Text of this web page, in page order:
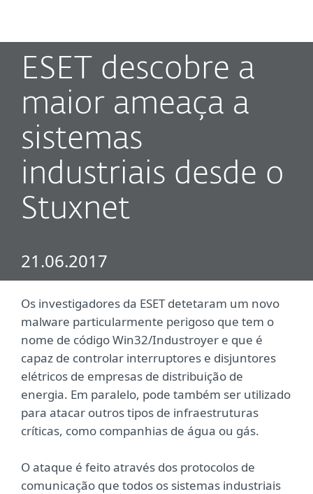
ESET descobre a
maior ameaça a
sistemas
industriais desde o
Stuxnet
21.06.2017
Os investigadores da ESET detetaram um novo
malware particularmente perigoso que tem o
nome de código Win32/Industroyer e que é
capaz de controlar interruptores e disjuntores
elétricos de empresas de distribuição de
energia. Em paralelo, pode também ser utilizado
para atacar outros tipos de infraestruturas
críticas, como companhias de água ou gás.
O ataque é feito através dos protocolos de
comunicação que todos os sistemas industriais